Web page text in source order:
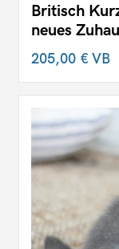
Britisch
neues
205,00 €VB